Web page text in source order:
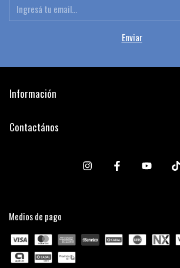
Información
Contactános
Medios de pago